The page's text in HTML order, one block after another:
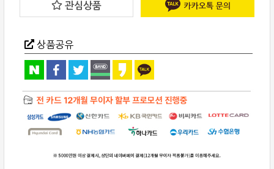
EVO
ONE
트
리
밍
커
quantity
관심상품
상품공유